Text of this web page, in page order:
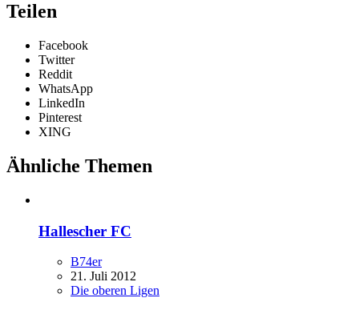
Teilen
Facebook
Twitter
Reddit
WhatsApp
LinkedIn
Pinterest
XING
Ähnliche Themen
Hallescher FC
B74er
21. Juli 2012
Die oberen Ligen